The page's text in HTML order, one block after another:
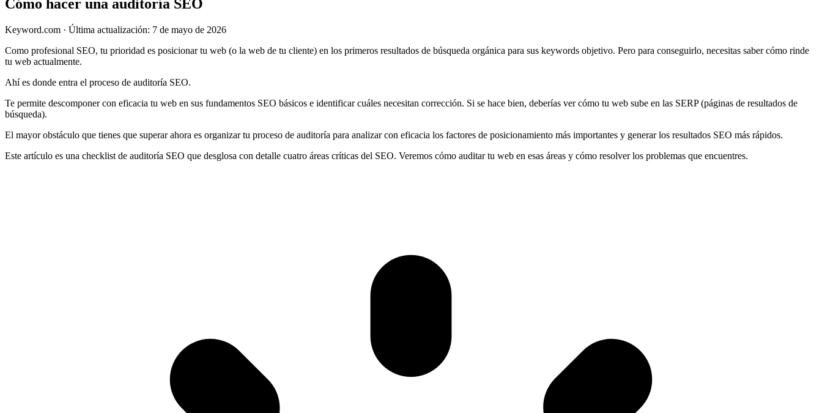
Cómo hacer una auditoría SEO
Keyword.com · Última actualización: 7 de mayo de 2026
Como profesional SEO, tu prioridad es posicionar tu web (o la web de tu cliente) en los primeros resultados de búsqueda orgánica para sus keywords objetivo. Pero para conseguirlo, necesitas saber cómo rinde
tu web actualmente.
Ahí es donde entra el proceso de auditoría SEO.
Te permite descomponer con eficacia tu web en sus fundamentos SEO básicos e identificar cuáles necesitan corrección. Si se hace bien, deberías ver cómo tu web sube en las SERP (páginas de resultados de
búsqueda).
El mayor obstáculo que tienes que superar ahora es organizar tu proceso de auditoría para analizar con eficacia los factores de posicionamiento más importantes y generar los resultados SEO más rápidos.
Este artículo es una checklist de auditoría SEO que desglosa con detalle cuatro áreas críticas del SEO. Veremos cómo auditar tu web en esas áreas y cómo resolver los problemas que encuentres.